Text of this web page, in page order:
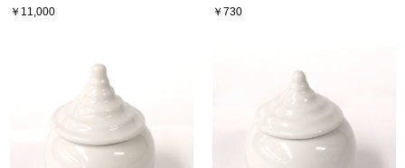
￥11,000
￥730